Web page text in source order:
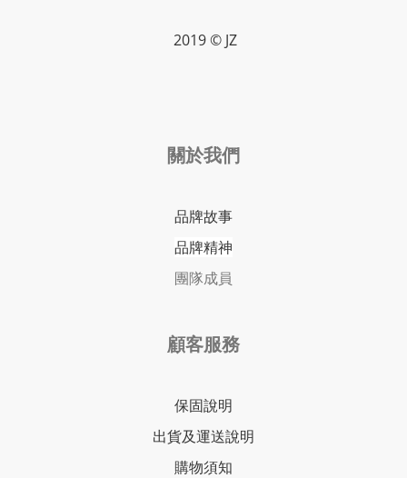
2019 © JZ
關於我們
品牌故事
品牌精神
團隊成員
顧客服務
保固說明
出貨及運送說明
購物須知